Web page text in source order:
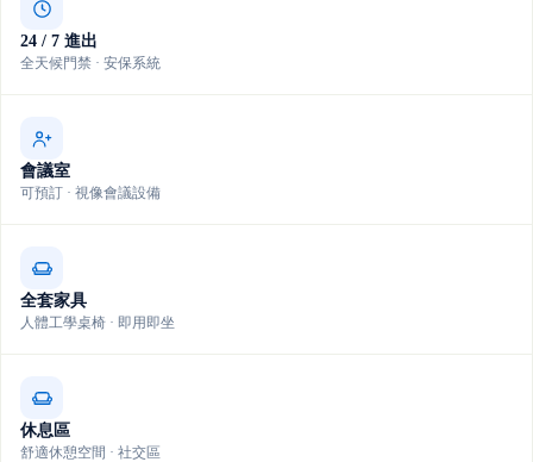
24 / 7 進出
全天候門禁 · 安保系統
會議室
可預訂 · 視像會議設備
全套家具
人體工學桌椅 · 即用即坐
休息區
舒適休憩空間 · 社交區